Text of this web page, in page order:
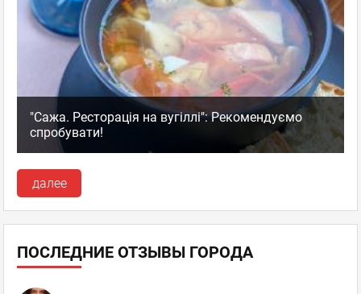
"Сажа. Ресторація на вугіллі": Рекомендуємо
спробувати!
далее
ПОСЛЕДНИЕ ОТЗЫВЫ ГОРОДА